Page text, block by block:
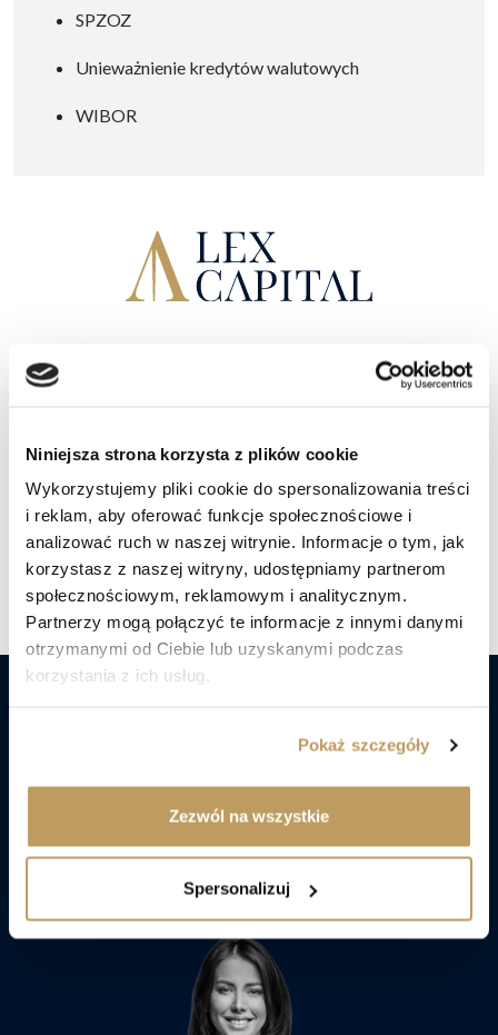
Niniejsza strona korzysta z plików cookie
Wykorzystujemy pliki cookie do spersonalizowania treści
i reklam, aby oferować funkcje społecznościowe i
analizować ruch w naszej witrynie. Informacje o tym, jak
korzystasz z naszej witryny, udostępniamy partnerom
społecznościowym, reklamowym i analitycznym.
Partnerzy mogą połączyć te informacje z innymi danymi
otrzymanymi od Ciebie lub uzyskanymi podczas
korzystania z ich usług.
Pokaż szczegóły
Zezwól na wszystkie
Spersonalizuj
dobrze zaplanowany
program restrukturyzacji
z korzyścią nie tylko dla
SPZOZ
Unieważnienie kredytów walutowych
WIBOR
Porozmawiaj z doradcą
Znajdź nas social mediach
Nie czekaj! Już dziś porozmawiaj
z ekspertami Lex Capital
Porozmawiaj z doradcą